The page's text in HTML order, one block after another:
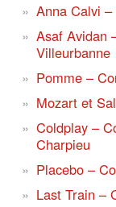
Anna Calvi
Asaf Avidan
Villeurbanne
Pomme –
Mozart et
Coldplay –
Charpieu
Placebo –
Last Train –